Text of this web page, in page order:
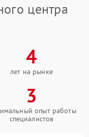
центра
4
лет на рынке
3
опыт работы
специалистов